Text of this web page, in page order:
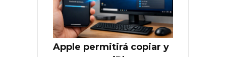
Apple permitirá copiar y